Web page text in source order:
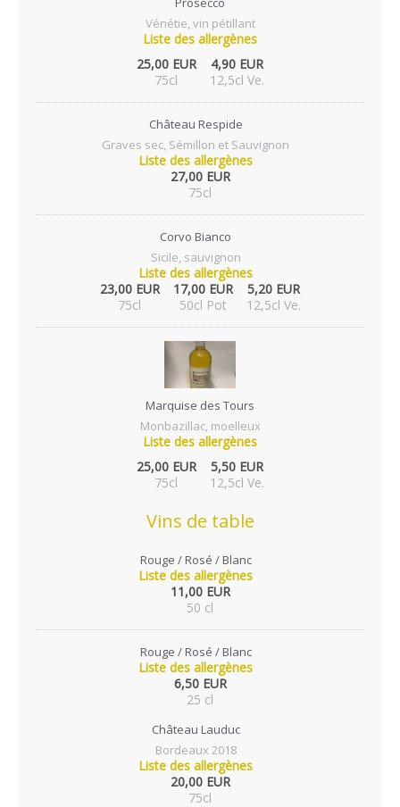
Vénétie, vin pétillant
Liste des allergènes
25,00 EUR
75cl
4,90 EUR
12,5cl Ve.
Château Respide
Graves sec, Sémillon et Sauvignon
Liste des allergènes
27,00 EUR
75cl
Corvo Bianco
Sicile, sauvignon
Liste des allergènes
23,00 EUR
75cl
17,00 EUR
50cl Pot
5,20 EUR
12,5cl Ve.
Marquise des Tours
Monbazillac, moelleux
Liste des allergènes
25,00 EUR
75cl
5,50 EUR
12,5cl Ve.
Vins de table
Rouge / Rosé / Blanc
Liste des allergènes
11,00 EUR
50 cl
Rouge / Rosé / Blanc
Liste des allergènes
6,50 EUR
25 cl
Château Lauduc
Bordeaux 2018
Liste des allergènes
20,00 EUR
75cl